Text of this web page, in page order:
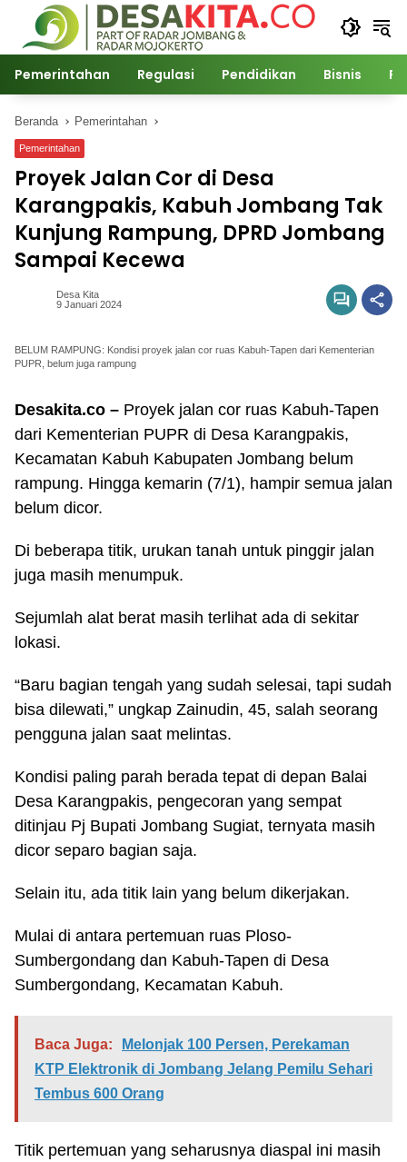
Langsung
konten
Pemerintahan Regulasi Pendidikan Bisnis
Beranda Pemerintahan
Pemerintahan
Proyek Jalan Cor di Desa
Karangpakis, Kabuh Jombang Tak
Kunjung Rampung, DPRD Jombang
Sampai Kecewa
Desa Kita
9 Januari 2024
BELUM RAMPUNG: Kondisi proyek jalan cor ruas Kabuh-Tapen dari Kementerian
PUPR, belum juga rampung
Desakita.co – Proyek jalan cor ruas Kabuh-Tapen
dari Kementerian PUPR di Desa Karangpakis,
Kecamatan Kabuh Kabupaten Jombang belum
rampung. Hingga kemarin (7/1), hampir semua jalan
belum dicor.
Di beberapa titik, urukan tanah untuk pinggir jalan
juga masih menumpuk.
Sejumlah alat berat masih terlihat ada di sekitar
lokasi.
“Baru bagian tengah yang sudah selesai, tapi sudah
bisa dilewati,” ungkap Zainudin, 45, salah seorang
pengguna jalan saat melintas.
Kondisi paling parah berada tepat di depan Balai
Desa Karangpakis, pengecoran yang sempat
ditinjau Pj Bupati Jombang Sugiat, ternyata masih
dicor separo bagian saja.
Selain itu, ada titik lain yang belum dikerjakan.
Mulai di antara pertemuan ruas Ploso-
Sumbergondang dan Kabuh-Tapen di Desa
Sumbergondang, Kecamatan Kabuh.
Baca Juga:
Melonjak 100 Persen, Perekaman
KTP Elektronik di Jombang Jelang Pemilu Sehari
Tembus 600 Orang
Titik pertemuan yang seharusnya diaspal ini masih